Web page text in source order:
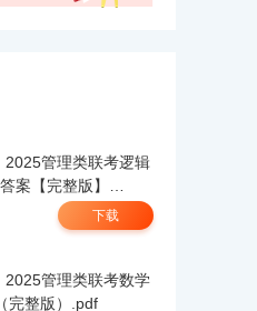
案【完整版】
下载
完整版）.pdf